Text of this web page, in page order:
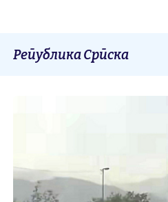
Република Српска